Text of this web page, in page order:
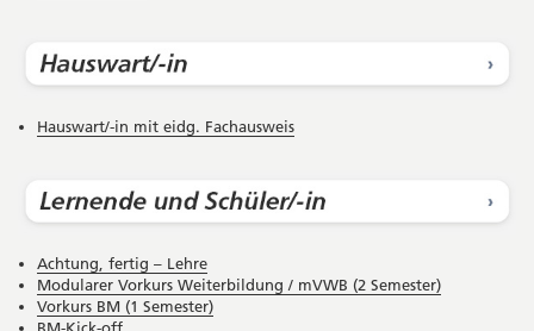
Hauswart/-in mit eidg. Fachausweis
Achtung, fertig – Lehre
Modularer Vorkurs Weiterbildung / mVWB (2 Semester)
Vorkurs BM (1 Semester)